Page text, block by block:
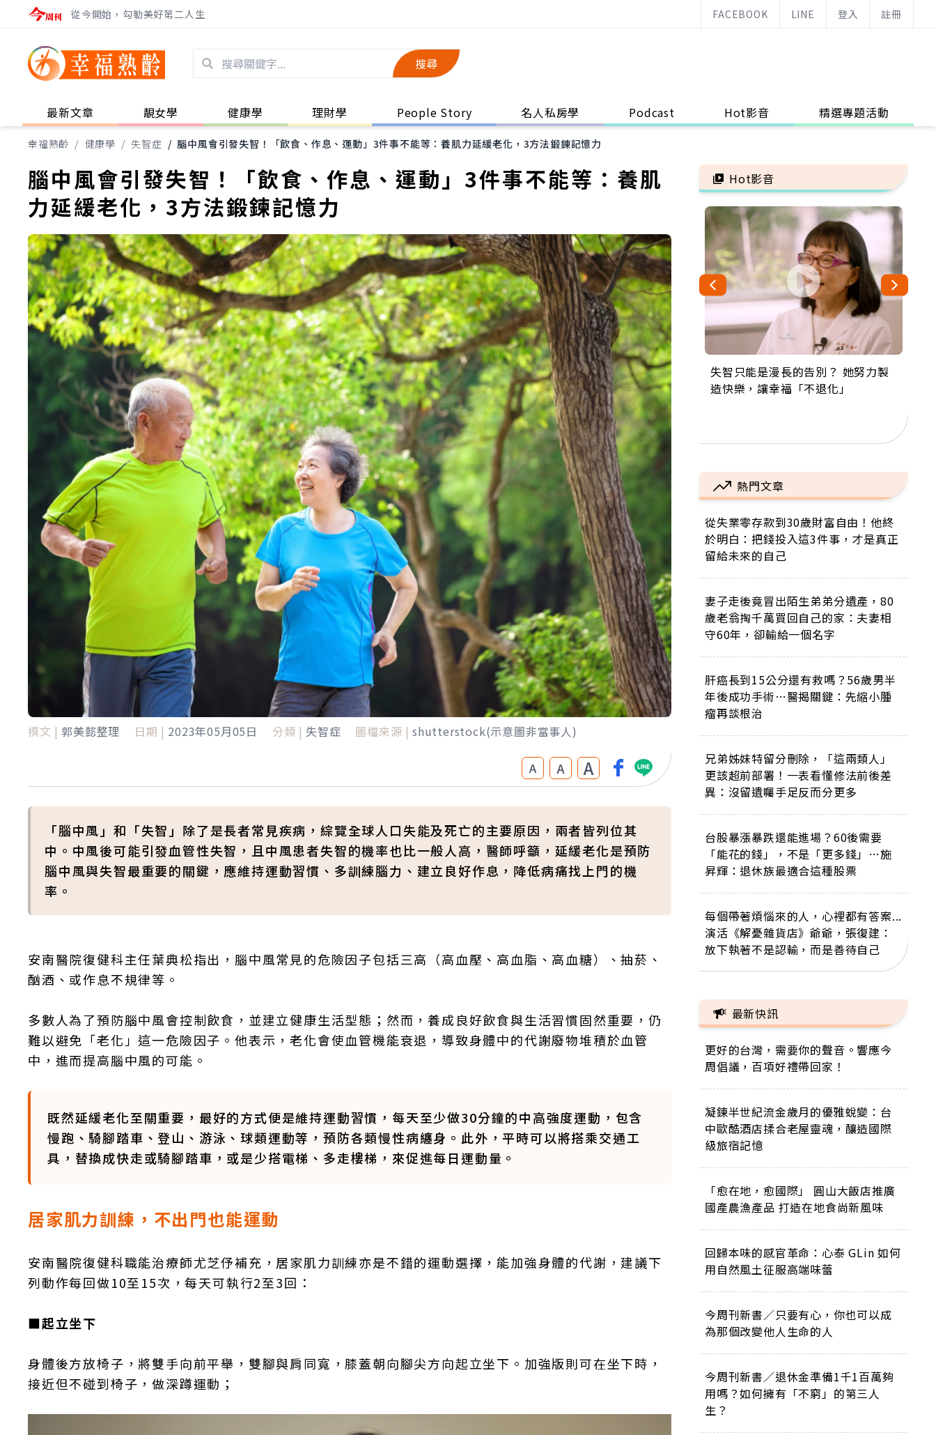
從今開始，勾勒美好第二人生 FACEBOOK LINE 登入 註冊
搜尋
最新文章 靚女學 健康學 理財學 People Story 名人私房學 Podcast Hot影音 精選專題活動
幸福熟齡 / 健康學 / 失智症 / 腦中風會引發失智！「飲食、作息、運動」3件事不能等：養肌力延緩老化，3方法鍛鍊記憶力
腦中風會引發失智！「飲食、作息、運動」3件事不能等：養肌
力延緩老化，3方法鍛鍊記憶力
撰文 | 郭美懿整理 日期 | 2023年05月05日 分類 | 失智症 圖檔來源 | shutterstock(示意圖非當事人)
A A A
「腦中風」和「失智」除了是長者常見疾病，綜覽全球人口失能及死亡的主要原因，兩者皆列位其
中。中風後可能引發血管性失智，且中風患者失智的機率也比一般人高，醫師呼籲，延緩老化是預防
腦中風與失智最重要的關鍵，應維持運動習慣、多訓練腦力、建立良好作息，降低病痛找上門的機
率。
安南醫院復健科主任葉典松指出，腦中風常見的危險因子包括三高（高血壓、高血脂、高血糖）、抽菸、
酗酒、或作息不規律等。
多數人為了預防腦中風會控制飲食，並建立健康生活型態；然而，養成良好飲食與生活習慣固然重要，仍
難以避免「老化」這一危險因子。他表示，老化會使血管機能衰退，導致身體中的代謝廢物堆積於血管
中，進而提高腦中風的可能。
既然延緩老化至關重要，最好的方式便是維持運動習慣，每天至少做30分鐘的中高強度運動，包含
慢跑、騎腳踏車、登山、游泳、球類運動等，預防各類慢性病纏身。此外，平時可以將搭乘交通工
具，替換成快走或騎腳踏車，或是少搭電梯、多走樓梯，來促進每日運動量。
居家肌力訓練，不出門也能運動
安南醫院復健科職能治療師尤芝伃補充，居家肌力訓練亦是不錯的運動選擇，能加強身體的代謝，建議下
列動作每回做10至15次，每天可執行2至3回：
■起立坐下
身體後方放椅子，將雙手向前平舉，雙腳與肩同寬，膝蓋朝向腳尖方向起立坐下。加強版則可在坐下時，
接近但不碰到椅子，做深蹲運動；
Hot影音
失智只能是漫長的告別？ 她努力製
造快樂，讓幸福「不退化」
來自剛果的巧克力神父 為台灣奉獻
36年 「台灣是我的家，我連作夢都
63歲卸矽谷副總、搬回台灣找快
樂！「蛋黃哥小丑」走進安養院，
104歲打破金氏世界紀錄 成為全球
最年長羽球選手，分享長壽的秘密
事業巔峰他選擇追夢…黑手阿伯拉
小提琴還登上小巨蛋！連CNN都大
熱門文章
從失業零存款到30歲財富自由！他終
於明白：把錢投入這3件事，才是真正
留給未來的自己
妻子走後竟冒出陌生弟弟分遺產，80
歲老翁掏千萬買回自己的家：夫妻相
守60年，卻輸給一個名字
肝癌長到15公分還有救嗎？56歲男半
年後成功手術…醫揭關鍵：先縮小腫
瘤再談根治
兄弟姊妹特留分刪除，「這兩類人」
更該超前部署！一表看懂修法前後差
異：沒留遺囑手足反而分更多
台股暴漲暴跌還能進場？60後需要
「能花的錢」，不是「更多錢」…施
昇輝：退休族最適合這種股票
每個帶著煩惱來的人，心裡都有答案...
演活《解憂雜貨店》爺爺，張復建：
放下執著不是認輸，而是善待自己
最新快訊
更好的台灣，需要你的聲音。響應今
周倡議，百項好禮帶回家！
凝鍊半世紀流金歲月的優雅蛻變：台
中歐酷酒店揉合老屋靈魂，釀造國際
級旅宿記憶
「愈在地，愈國際」 圓山大飯店推廣
國產農漁產品 打造在地食尚新風味
回歸本味的感官革命：心泰 GLin 如何
用自然風土征服高端味蕾
今周刊新書／只要有心，你也可以成
為那個改變他人生命的人
今周刊新書／退休金準備1千1百萬夠
用嗎？如何擁有「不窮」的第三人
生？